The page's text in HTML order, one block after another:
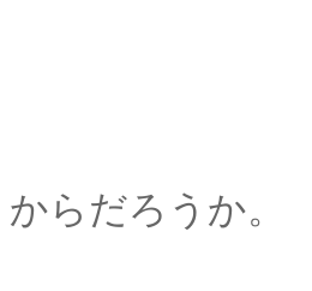
―――彼女の
からだろうか。
ひとりきり